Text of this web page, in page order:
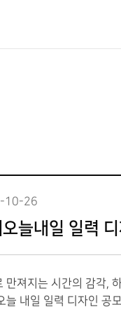
10-26
늘내일 일력
만져지는 시간의 감각,
늘 내일 일력 디자인 공